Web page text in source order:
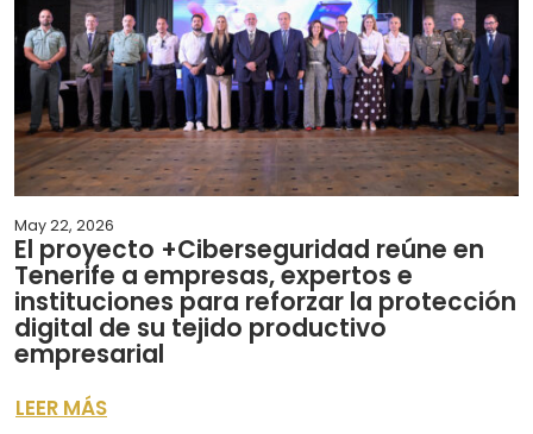
May 22, 2026
El proyecto +Ciberseguridad reúne en
Tenerife a empresas, expertos e
instituciones para reforzar la protección
digital de su tejido productivo
empresarial
LEER MÁS